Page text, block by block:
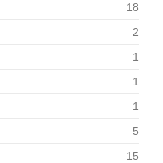
18
2
1
1
1
5
15